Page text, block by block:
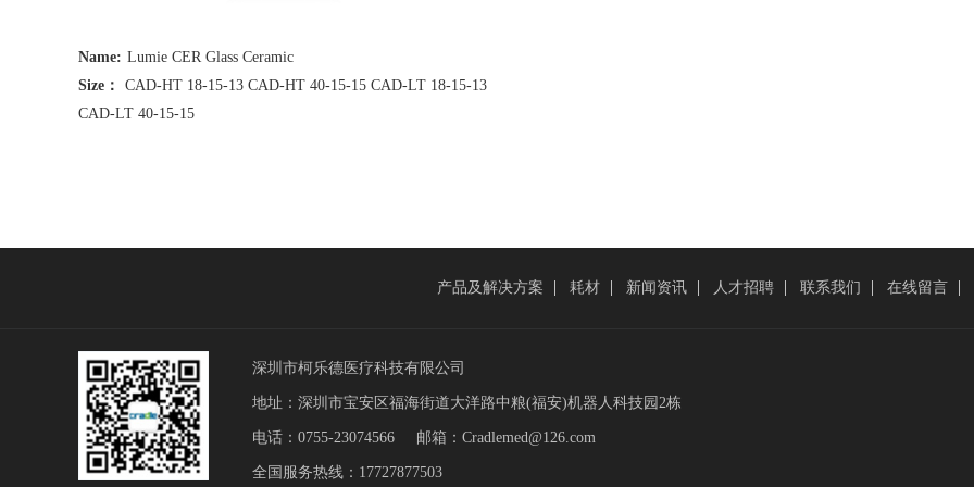
Name: Lumie CER Glass Ceramic
Size：
CAD-HT 18-15-13 CAD-HT 40-15-15 CAD-LT 18-15-13
CAD-LT 40-15-15
产品及解决方案 耗材 新闻资讯 人才招聘 联系我们 在线留言
深圳市柯乐德医疗科技有限公司
地址：深圳市宝安区福海街道大洋路中粮(福安)机器人科技园2栋
电话：0755-23074566 邮箱：Cradlemed@126.com
全国服务热线：17727877503